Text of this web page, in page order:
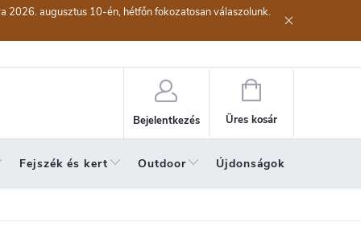
2026. augusztus 10-én, hétfőn fokozatosan válaszolunk.
Bejelentkezés
Kosár
Üres kosár
Fejszék és kert Outdoor Újdonságok